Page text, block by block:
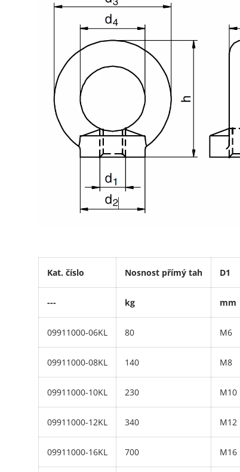
Kat. číslo Nosnost přímý tah D1
--- kg mm
09911000-06KL 80 M6
09911000-08KL 140 M8
09911000-10KL 230 M10
09911000-12KL 340 M12
09911000-16KL 700 M16